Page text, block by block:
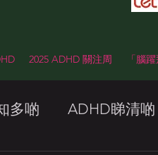
2025 ADHD 關注周 「腦
多啲 ADHD睇清啲